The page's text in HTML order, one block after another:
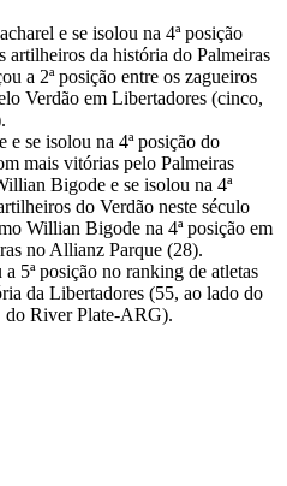
e se isolou na 4ª posição
artilheiros da história do Palmeiras
a 2ª posição entre os zagueiros
Verdão em Libertadores (cinco,
se isolou na 4ª posição do
mais vitórias pelo Palmeiras
Bigode e se isolou na 4ª
do Verdão neste século
Willian Bigode na 4ª posição em
no Allianz Parque (28).
5ª posição no ranking de atletas
da Libertadores (55, ao lado do
do River Plate-ARG).